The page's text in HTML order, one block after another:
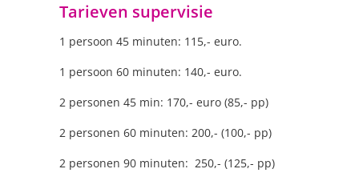
Tarieven supervisie
1 persoon 45 minuten: 115,- euro.
1 persoon 60 minuten: 140,- euro.
2 personen 45 min: 170,- euro (85,- pp)
2 personen 60 minuten: 200,- (100,- pp)
2 personen 90 minuten: 250,- (125,- pp)